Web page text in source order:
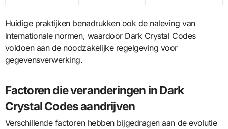
Huidige praktijken benadrukken ook de naleving van
internationale normen, waardoor Dark Crystal Codes
voldoen aan de noodzakelijke regelgeving voor
gegevensverwerking.
Factoren die veranderingen in Dark
Crystal Codes aandrijven
Verschillende factoren hebben bijgedragen aan de evolutie